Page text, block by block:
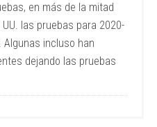
en más de la mitad
las pruebas para 2020-
incluso han
dejando las pruebas